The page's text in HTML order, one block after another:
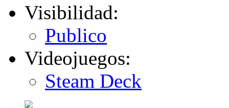
Visibilidad:
Publico
Videojuegos:
Steam Deck